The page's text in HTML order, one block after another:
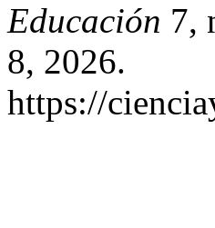
Educación 7,
8, 2026.
https://